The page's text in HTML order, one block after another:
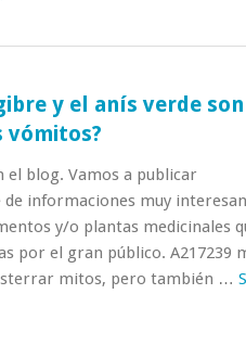
y el anís verde son
vómitos?
el blog. Vamos a publicar
informaciones muy
y/o plantas medicinales
por el gran público. A217239
mitos, pero también …